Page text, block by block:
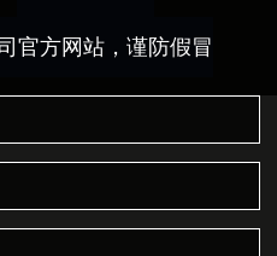
官方网站，谨防假冒